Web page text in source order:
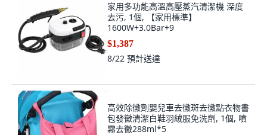
家用多功能高溫高壓蒸汽清潔機 深度
去污, 1個, 【家用標準】
1600W+3.0Bar+9
$1,387
8/22 預計送達
高效除黴劑嬰兒車去黴斑去黴點衣物書
包發黴清潔白鞋羽絨服免洗劑, 1個, 噴
霧去黴288ml*5